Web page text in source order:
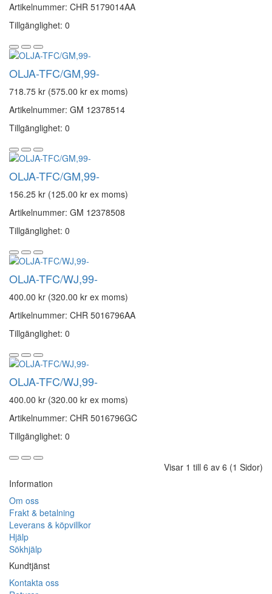
Artikelnummer: CHR 5179014AA
Tillgänglighet: 0
OLJA-TFC/GM,99-
718.75 kr (575.00 kr ex moms)
Artikelnummer: GM 12378514
Tillgänglighet: 0
OLJA-TFC/GM,99-
156.25 kr (125.00 kr ex moms)
Artikelnummer: GM 12378508
Tillgänglighet: 0
OLJA-TFC/WJ,99-
400.00 kr (320.00 kr ex moms)
Artikelnummer: CHR 5016796AA
Tillgänglighet: 0
OLJA-TFC/WJ,99-
400.00 kr (320.00 kr ex moms)
Artikelnummer: CHR 5016796GC
Tillgänglighet: 0
Visar 1 till 6 av 6 (1 Sidor)
Information
Om oss
Frakt & betalning
Leverans & köpvillkor
Hjälp
Sökhjälp
Kundtjänst
Kontakta oss